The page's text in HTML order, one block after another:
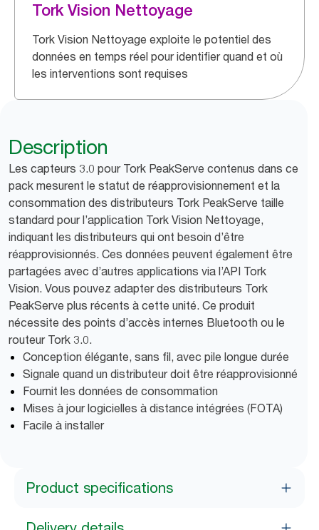
Tork Vision Nettoyage
Tork Vision Nettoyage exploite le potentiel des
données en temps réel pour identifier quand et où
les interventions sont requises
Description
Les capteurs 3.0 pour Tork PeakServe contenus dans ce
pack mesurent le statut de réapprovisionnement et la
consommation des distributeurs Tork PeakServe taille
standard pour l’application Tork Vision Nettoyage,
indiquant les distributeurs qui ont besoin d’être
réapprovisionnés. Ces données peuvent également être
partagées avec d’autres applications via l’API Tork
Vision. Vous pouvez adapter des distributeurs Tork
PeakServe plus récents à cette unité. Ce produit
nécessite des points d’accès internes Bluetooth ou le
routeur Tork 3.0.
Conception élégante, sans fil, avec pile longue durée
Signale quand un distributeur doit être réapprovisionné
Fournit les données de consommation
Mises à jour logicielles à distance intégrées (FOTA)
Facile à installer
Product specifications